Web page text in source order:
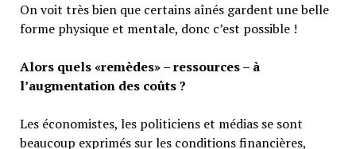
On voit très bien que certains aînés gardent une belle
forme physique et mentale, donc c’est possible !
Alors quels «remèdes» – ressources – à
l’augmentation des coûts ?
Les économistes, les politiciens et médias se sont
beaucoup exprimés sur les conditions financières,